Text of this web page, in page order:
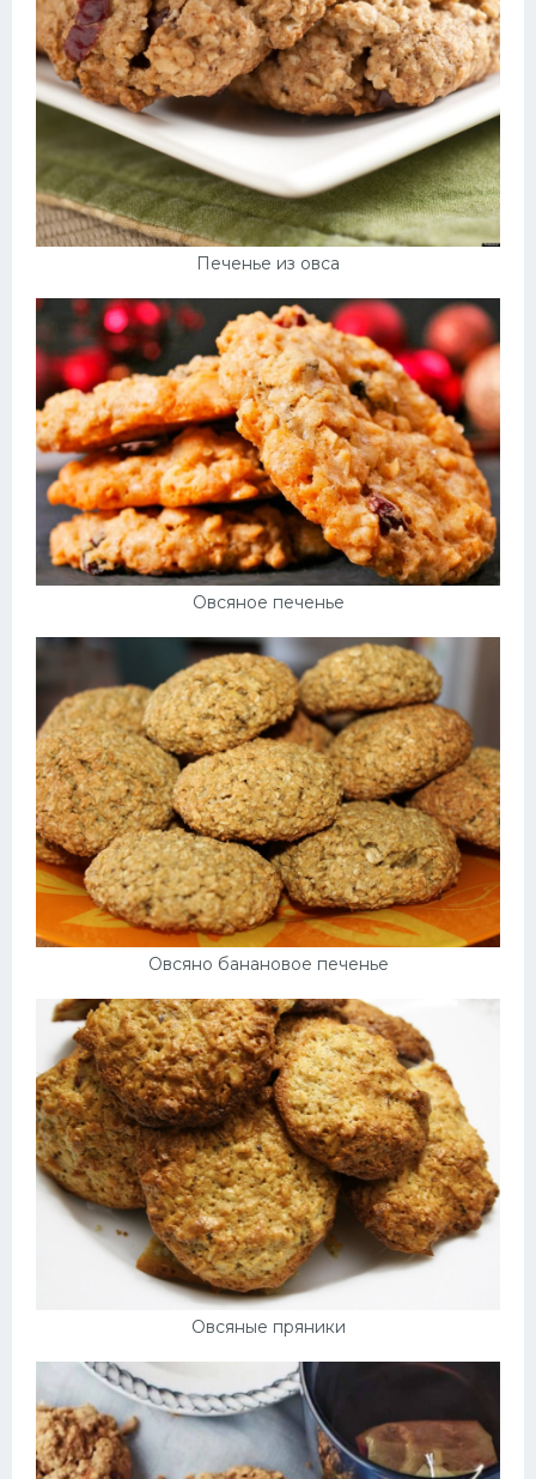
Печенье из овса
Овсяное печенье
Овсяно банановое печенье
Овсяные пряники